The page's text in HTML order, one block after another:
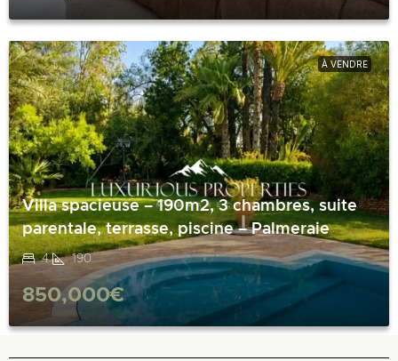
À VENDRE
Villa spacieuse – 190m2, 3 chambres, suite
parentale, terrasse, piscine – Palmeraie
4 190
850,000€